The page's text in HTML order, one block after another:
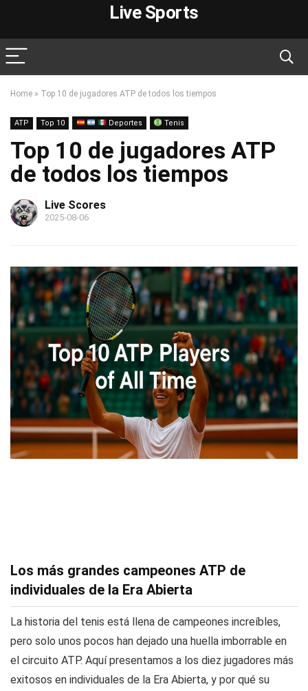
Live Sports
Home » Top 10 de jugadores ATP de todos los tiempos
ATP Top 10 Deportes Tenis
Top 10 de jugadores ATP
de todos los tiempos
Live Scores
2025-08-06
Los más grandes campeones ATP de
individuales de la Era Abierta
La historia del tenis está llena de campeones increíbles,
pero solo unos pocos han dejado una huella imborrable en
el circuito ATP. Aquí presentamos a los diez jugadores más
exitosos en individuales de la Era Abierta, y por qué su